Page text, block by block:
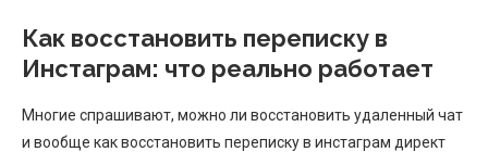
Как восстановить переписку в
Инстаграм: что реально работает
Многие спрашивают, можно ли восстановить удаленный чат
и вообще как восстановить переписку в инстаграм директ